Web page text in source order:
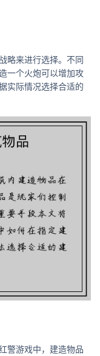
略来进行选择。不同
一个火炮可以增加攻
实际情况选择合适的
警游戏中，建造物品